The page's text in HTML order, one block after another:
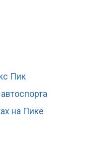
Пик
на Пике